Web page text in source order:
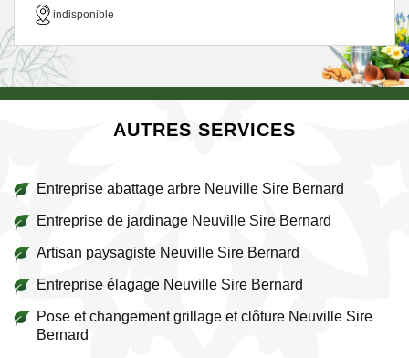
indisponible
AUTRES SERVICES
Entreprise abattage arbre Neuville Sire Bernard
Entreprise de jardinage Neuville Sire Bernard
Artisan paysagiste Neuville Sire Bernard
Entreprise élagage Neuville Sire Bernard
Pose et changement grillage et clôture Neuville Sire
Bernard